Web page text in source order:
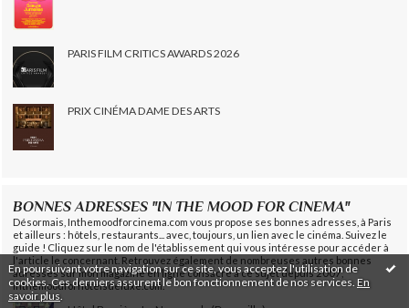
En poursuivant votre navigation sur ce site, vous acceptez l'utilisation de
cookies. Ces derniers assurent le bon fonctionnement de nos services. En
savoir plus
PARIS FILM CRITICS AWARDS 2026
PRIX CINÉMA DAME DES ARTS
BONNES ADRESSES "IN THE MOOD FOR CINEMA"
Désormais, Inthemoodforcinema.com vous propose ses bonnes adresses, à Paris
et ailleurs : hôtels, restaurants... avec, toujours, un lien avec le cinéma. Suivez le
guide ! Cliquez sur le nom de l'établissement qui vous intéresse pour accéder à
l'article le concernant. Retrouvez également de nombreuses autres bonnes
adresses sur mon magazine en ligne consacré à ce sujet depuis 2007,
Inthemoodforhotelsdeluxe.com.